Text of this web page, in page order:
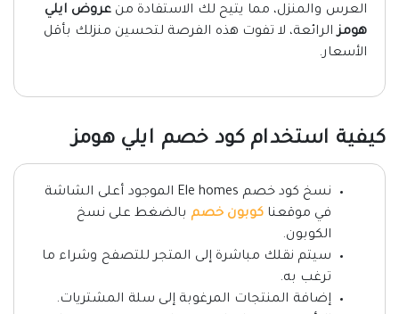
العرس والمنزل، مما يتيح لك الاستفادة من عروض ايلي
هومزالرائعة، لا تفوت هذه الفرصة لتحسين منزلك بأقل
الأسعار.
كيفية استخدام كود خصم ايلي هومز
نسخ كود خصم Ele homes الموجود أعلى الشاشة
في موقعنا كوبون خصم بالضغط على نسخ
الكوبون.
سيتم نقلك مباشرة إلى المتجر للتصفح وشراء ما
ترغب به.
إضافة المنتجات المرغوبة إلى سلة المشتريات.